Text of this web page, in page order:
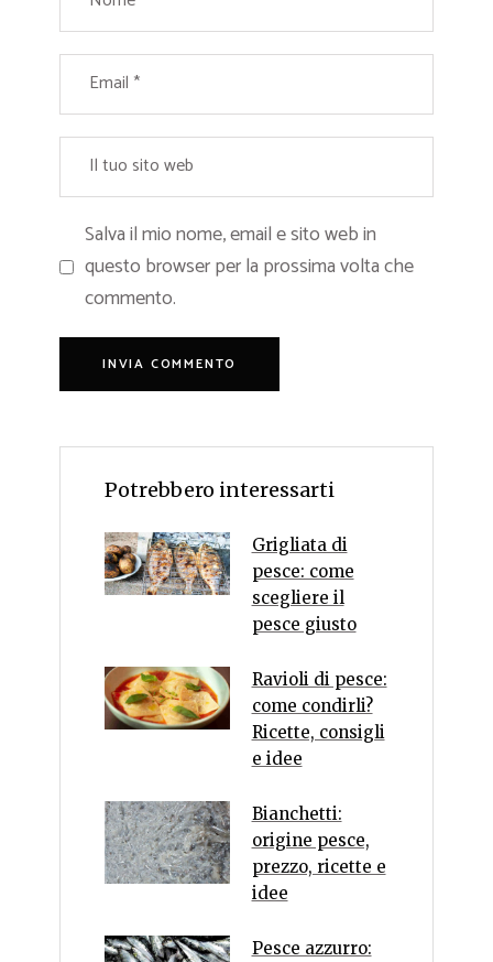
Salva il mio nome, email e sito web in
questo browser per la prossima volta che
commento.
Potrebbero interessarti
Grigliata di
pesce: come
scegliere il
pesce giusto
Ravioli di pesce:
come condirli?
Ricette, consigli
e idee
Bianchetti:
origine pesce,
prezzo, ricette e
idee
Pesce azzurro: